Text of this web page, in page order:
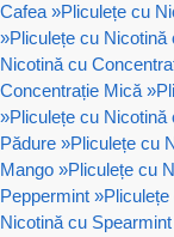
Cafea »Pliculețe cu
»Pliculețe cu Nicotină
Nicotină cu
Concentrație Mică »
»Pliculețe cu Nicotină
Pădure »Pliculețe cu
Mango »Pliculețe cu
Peppermint »
Nicotină cu Spearmint